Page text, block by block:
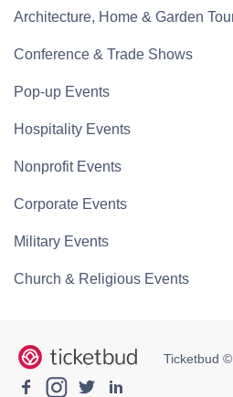
Architecture, Home & Garden
Conference & Trade Shows
Pop-up Events
Hospitality Events
Nonprofit Events
Corporate Events
Military Events
Church & Religious Events
Ticketbud